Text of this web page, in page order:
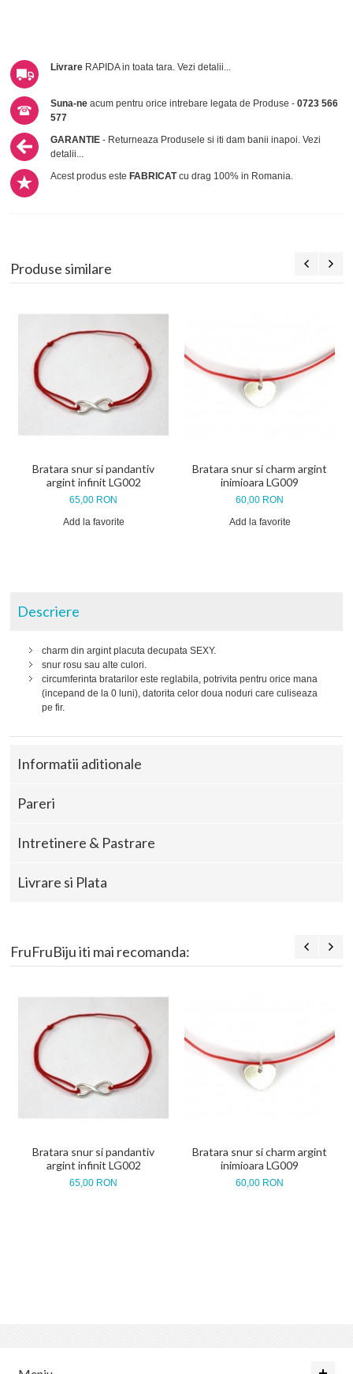
Livrare RAPIDA in toata tara.Vezi detalii...
Suna-ne acum pentru orice intrebare legata de Produse -0723 566
577
GARANTIE - Returneaza Produsele si iti dam banii inapoi.Vezi
detalii...
Acest produs este FABRICATcu drag 100% in Romania.
Produse similare
Bratara snur si pandantiv
argint infinit LG002
65,00 RON
Add la favorite
Bratara snur si charm argint
inimioara LG009
60,00 RON
Add la favorite
Descriere
charm din argint placuta decupata SEXY.
snur rosu sau alte culori.
circumferinta bratarilor este reglabila, potrivita pentru orice mana
(incepand de la 0 luni), datorita celor doua noduri care culiseaza
pe fir.
Informatii aditionale
Pareri
Intretinere & Pastrare
Livrare si Plata
FruFruBiju iti mai recomanda:
Bratara snur si pandantiv
argint infinit LG002
65,00 RON
Bratara snur si charm argint
inimioara LG009
60,00 RON